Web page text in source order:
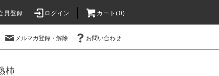
員登録 ログイン カート(0)
メルマガ登録・解除 お問い合わせ
柿